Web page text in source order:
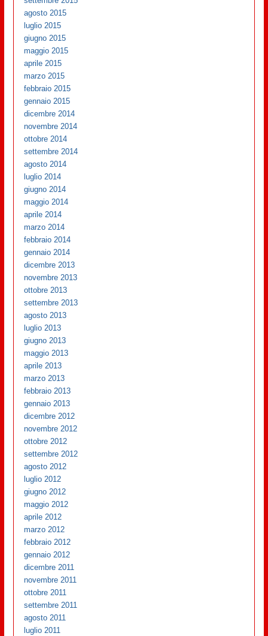
agosto 2015
luglio 2015
giugno 2015
maggio 2015
aprile 2015
marzo 2015
febbraio 2015
gennaio 2015
dicembre 2014
novembre 2014
ottobre 2014
settembre 2014
agosto 2014
luglio 2014
giugno 2014
maggio 2014
aprile 2014
marzo 2014
febbraio 2014
gennaio 2014
dicembre 2013
novembre 2013
ottobre 2013
settembre 2013
agosto 2013
luglio 2013
giugno 2013
maggio 2013
aprile 2013
marzo 2013
febbraio 2013
gennaio 2013
dicembre 2012
novembre 2012
ottobre 2012
settembre 2012
agosto 2012
luglio 2012
giugno 2012
maggio 2012
aprile 2012
marzo 2012
febbraio 2012
gennaio 2012
dicembre 2011
novembre 2011
ottobre 2011
settembre 2011
agosto 2011
luglio 2011